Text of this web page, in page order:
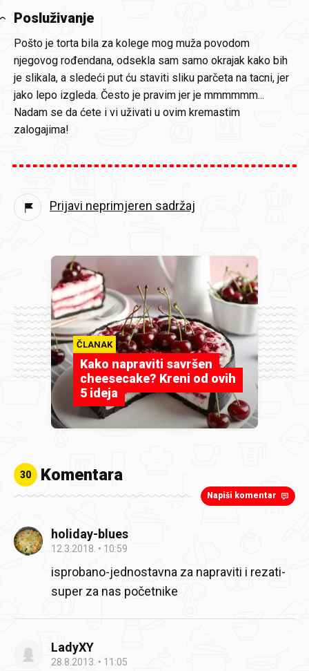
Posluživanje
Pošto je torta bila za kolege mog muža povodom
njegovog rođendana, odsekla sam samo okrajak kako bih
je slikala, a sledeći put ću staviti sliku parčeta na tacni, jer
jako lepo izgleda. Često je pravim jer je mmmmmm...
Nadam se da ćete i vi uživati u ovim kremastim
zalogajima!
Prijavi neprimjeren sadržaj
ČLANAK
Kako napraviti savršen
cheesecake? Kreni od ovih
5 ideja
30 Komentara
Napiši komentar
holiday-blues
12.3.2018. 10:59
isprobano-jednostavna za napraviti i rezati-
super za nas početnike
LadyXY
28.8.2013. 11:05